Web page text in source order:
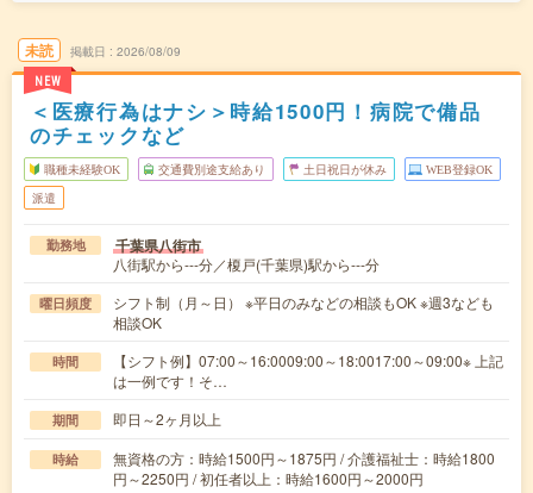
未読
NEW
掲載日 2026/08/09
＜医療行為はナシ＞時給1500円！病院で備品
のチェックなど
職種未経験OK 交通費別途支給あり 土日祝日が休み WEB登録OK
派遣
勤務地 千葉県八街市
八街駅から---分／榎戸(千葉県)駅から---分
曜日頻度
シフト制（月～日） ※平日のみなどの相談もOK ※週3なども
相談OK
時間
【シフト例】07:00～16:0009:00～18:0017:00～09:00※ 上記
は一例です！そ…
期間 即日～2ヶ月以上
時給
無資格の方：時給1500円～1875円 / 介護福祉士：時給1800
円～2250円 / 初任者以上：時給1600円～2000円